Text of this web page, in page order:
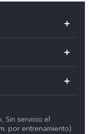
Sin servicio el
por entrenamiento)